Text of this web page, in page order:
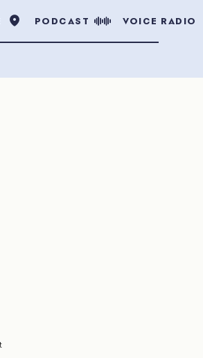
PODCAST VOICE RADIO